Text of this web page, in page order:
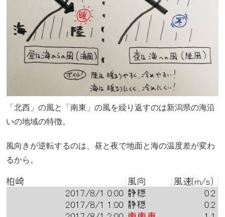
「北西」の風と「南東」の風を繰り返すのは新潟県の海沿
いの地域の特徴。
風向きが逆転するのは、昼と夜で地面と海の温度差が変わ
るから。